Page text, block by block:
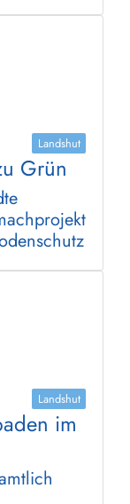
Landshut
Grün
Landshut
im